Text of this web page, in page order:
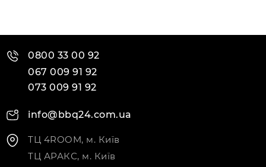
0800 33 00 92
067 009 91 92
073 009 91 92
info@bbq24.com.ua
ТЦ 4ROOM, м. Київ
ТЦ АРАКС, м. Київ